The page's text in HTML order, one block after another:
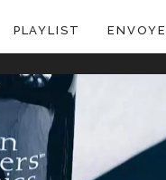
PLAYLIST